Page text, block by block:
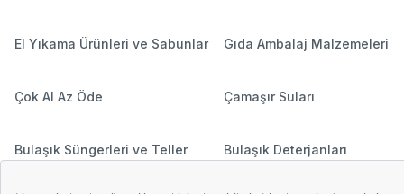
El Yıkama Ürünleri ve Sabunlar Gıda Ambalaj Malzemeleri
Çok Al Az Öde Çamaşır Suları
Bulaşık Süngerleri ve Teller Bulaşık Deterjanları